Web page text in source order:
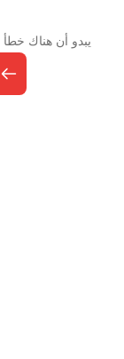
يبدو أن هناك